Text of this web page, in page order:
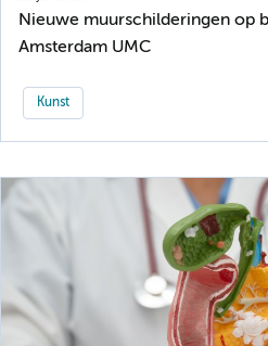
Nieuwe muurschilderingen op
Amsterdam UMC
Kunst